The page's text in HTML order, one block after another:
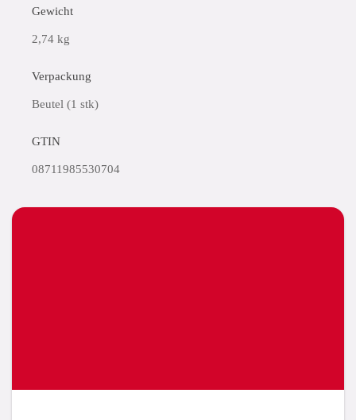
Gewicht
2,74 kg
Verpackung
Beutel (1 stk)
GTIN
08711985530704